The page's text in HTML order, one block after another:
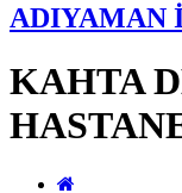
ADIYAMAN
KAHTA